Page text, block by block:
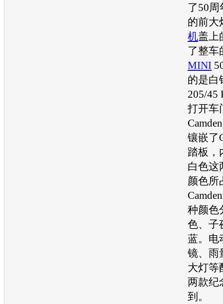
了50周
的前大
机盖上
了整车
MINI
的是白
205/45
打开车
镶嵌了
踏板，
白色这
颜色所
种颜色
色、子
蓝。电
镜、雨
大灯等
两款纪
到。